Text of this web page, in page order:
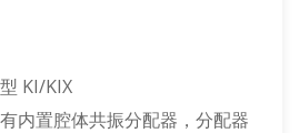
KI/KIX
内置腔体共振分配器，分配器